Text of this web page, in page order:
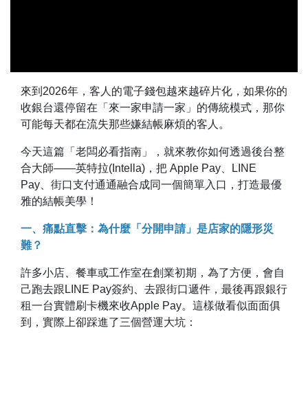
來到2026年，客人的電子錢包越來越碎片化，如果你的
收銀台還停留在「來一家申請一家」的傳統模式，那你
可能每天都在流失那些嫌結帳麻煩的客人。
今天這篇「老闆必看指南」，就來教你如何透過後台整
合大師——英特拉(Intella)，把 Apple Pay、LINE
Pay、街口支付通通融合成同一個簡單入口，打造最優
雅的結帳美學！
一、痛點直擊：為什麼「分開申請」是店家的隱形災
難？
許多小店、餐車或工作室在創業初期，為了方便，會自
己跑去跟LINE Pay簽約、去跟街口遞件，最後再跟銀行
租一台實體刷卡機來收Apple Pay。這樣做看似面面俱
到，實際上卻踩進了三個營運大坑：